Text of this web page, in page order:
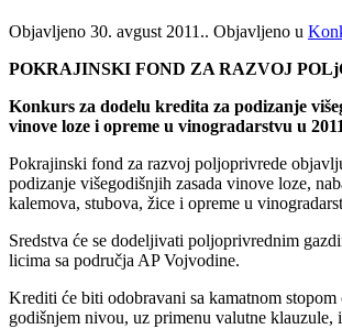
Objavljeno 30. avgust 2011.. Objavljeno u
POKRAJINSKI FOND ZA RAZVOJ
Konkurs za dodelu kredita za podizanje
vinove loze i opreme u vinogradarstvu u
Pokrajinski fond za razvoj poljoprivrede
podizanje višegodišnjih zasada vinove loze,
kalemova, stubova, žice i opreme u
Sredstva će se dodeljivati poljoprivrednim
licima sa područja AP Vojvodine.
Krediti će biti odobravani sa kamatnom stopom
godišnjem nivou, uz primenu valutne klauzule,